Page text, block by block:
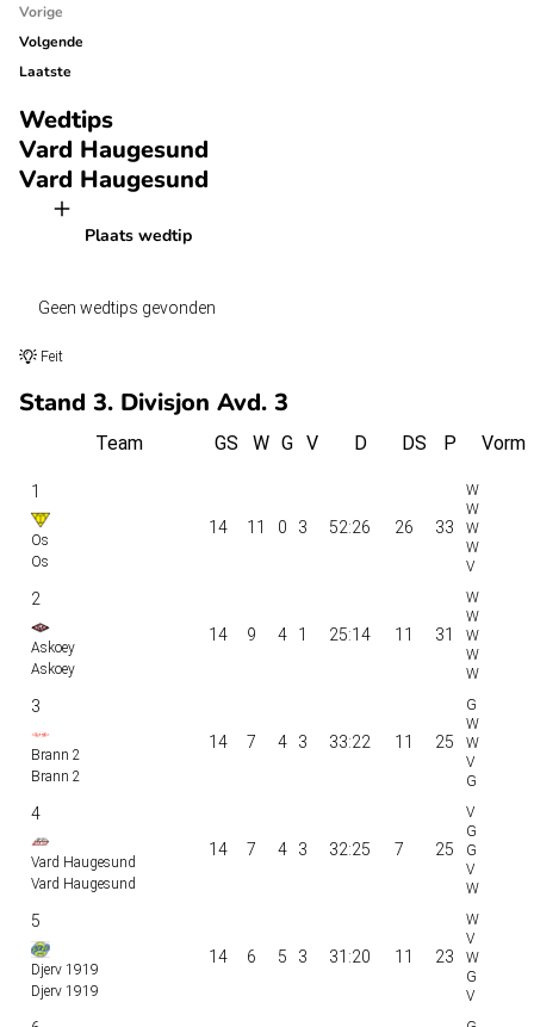
Vorige
Volgende
Laatste
Wedtips
Vard Haugesund
Vard Haugesund
Plaats wedtip
Geen wedtips gevonden
Feit
Stand 3. Divisjon Avd. 3
Team GS W G V D DS P Vorm
1
Os
Os
14 11 0 3 52:26 26 33
2
Askoey
Askoey
14 9 4 1 25:14 11 31
3
Brann 2
Brann 2
14 7 4 3 33:22 11 25
4
Vard Haugesund
Vard Haugesund
14 7 4 3 32:25 7 25
5
Djerv 1919
Djerv 1919
14 6 5 3 31:20 11 23